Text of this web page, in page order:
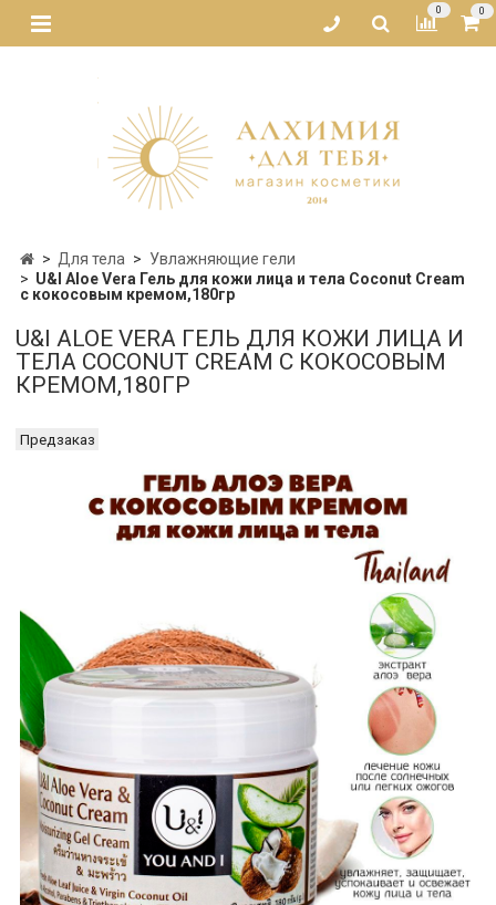
0 0
Для тела
Увлажняющие гели
U&I Aloe Vera Гель для кожи лица и тела Coconut Cream
с кокосовым кремом,180гр
U&I ALOE VERA ГЕЛЬ ДЛЯ КОЖИ ЛИЦА И
ТЕЛА COCONUT CREAM С КОКОСОВЫМ
КРЕМОМ,180ГР
Предзаказ